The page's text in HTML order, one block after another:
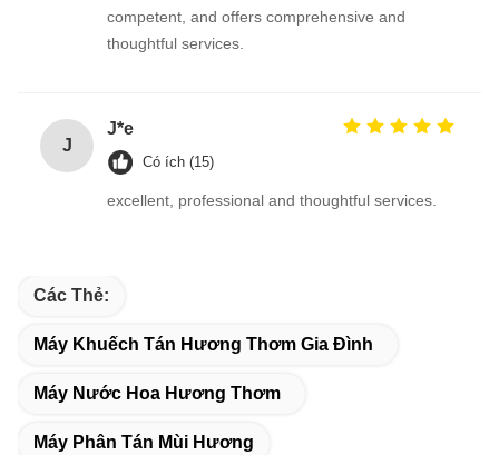
competent, and offers comprehensive and
thoughtful services.
J
J*e
Có ích (15)
excellent, professional and thoughtful services.
Các Thẻ:
Máy Khuếch Tán Hương Thơm Gia Đình
Máy Nước Hoa Hương Thơm
Máy Phân Tán Mùi Hương